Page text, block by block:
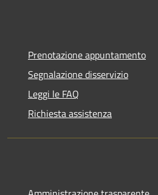
Prenotazione appuntamento
Segnalazione disservizio
Leggi le FAQ
Richiesta assistenza